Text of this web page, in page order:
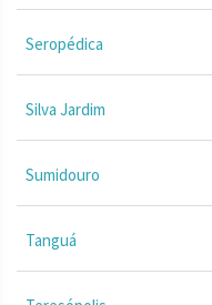
Seropédica
Silva Jardim
Sumidouro
Tanguá